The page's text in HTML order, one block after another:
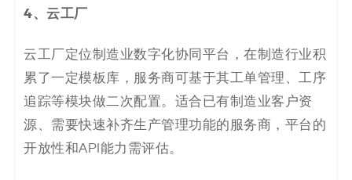
4、 云工厂
云工厂定位制造业数字化协同平台，在制造行业积
累了一定模板库，服务商可基于其工单管理、工序
追踪等模块做二次配置。适合已有制造业客户资
源、需要快速补齐生产管理功能的服务商，平台的
开放性和API能力需评估。